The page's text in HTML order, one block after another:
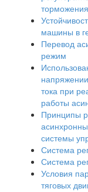
торможения
машины в
Перевод
режим
тока при
работы
Принципы
системы
Система
Система
Условия
тяговых